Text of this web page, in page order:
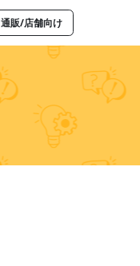
通販/店舗向け